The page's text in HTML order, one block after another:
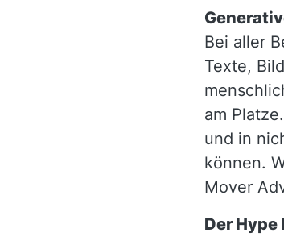
Bei aller
Texte,
am
und in
können.
Mover
Der